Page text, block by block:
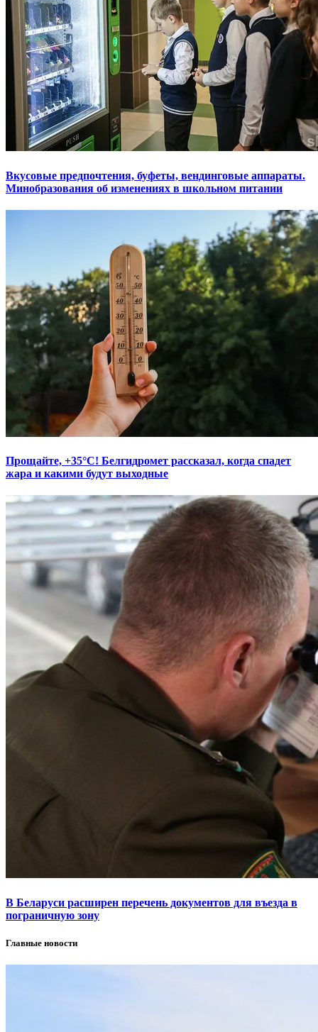
Вкусовые предпочтения, буфеты, вендинговые аппараты.
Минобразования об изменениях в школьном питании
Прощайте, +35°С! Белгидромет рассказал, когда спадет
жара и какими будут выходные
В Беларуси расширен перечень документов для въезда в
пограничную зону
Главные новости